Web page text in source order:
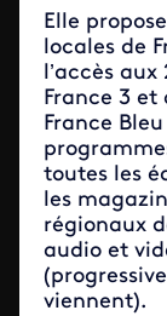
Elle
locales de
l’accès
France 3 et
France
toutes les
les
régionaux
audio et
viennent).